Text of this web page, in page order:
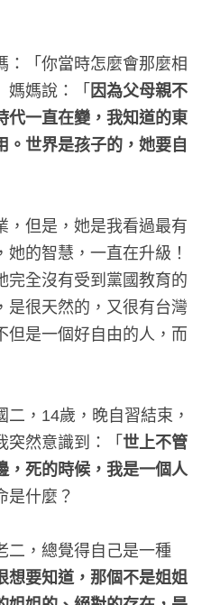
：「你當時怎麼會那麼相
媽媽說：「 因為父母親不
代一直在變，我知道的東
。世界是孩子的，她要自
，但是，她是我看過最有
的智慧，一直在升級！
完全沒有受到黨國教育的
是很天然的，又很有台灣
但是一個好自由的人，而
，14歲，晚自習結束，
突然意識到：「 世上不管
，死的時候，我是一個人
是什麼？
二，總覺得自己是一種
想要知道，那個不是姐姐